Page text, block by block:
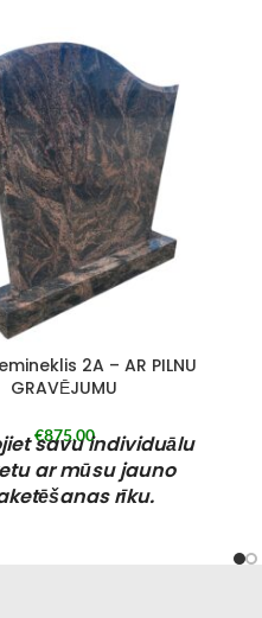
2A – AR PILNU
GRAVĒJUMU
€875,00
savu individuālu
ar mūsu jauno
rīku.